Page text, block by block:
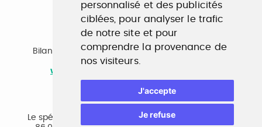
personnalisé et des publicités
ciblées, pour analyser le trafic
de notre site et pour
comprendre la provenance de
nos visiteurs.
J'accepte
Je refuse
www.profilculture-formation.com
Accompagnement professionnel
Bilan de compétences, coaching, techniques de
recherche d'emploi, entretien conseil.
www.profilculture-competences.com
Le spécialiste du secteur culturel, une cvthèque de